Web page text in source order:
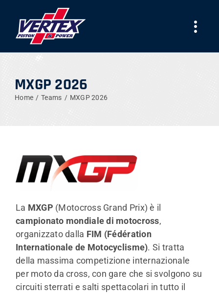
content
PRODOTTI
NEWS
SHOP
ENGLISH
MXGP 2026
Home Teams MXGP 2026
La MXGP (Motocross Grand Prix) è il
campionato mondiale di motocross,
organizzato dalla FIM (Fédération
Internationale de Motocyclisme). Si tratta
della massima competizione internazionale
per moto da cross, con gare che si svolgono su
circuiti sterrati e salti spettacolari in tutto il